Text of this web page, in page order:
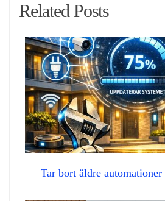
Related Posts
Tar bort äldre automationer